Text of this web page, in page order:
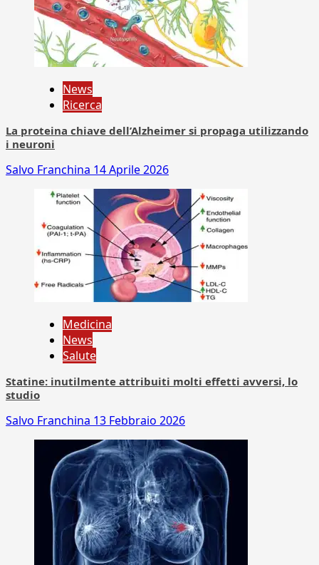
News
Ricerca
La proteina chiave dell’Alzheimer si propaga utilizzando
i neuroni
Salvo Franchina 14 Aprile 2026
Medicina
News
Salute
Statine: inutilmente attribuiti molti effetti avversi, lo
studio
Salvo Franchina 13 Febbraio 2026